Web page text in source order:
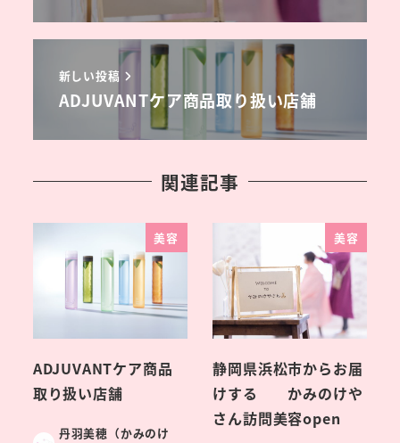
新しい投稿
ADJUVANTケア商品取り扱い店舗
関連記事
美容
ADJUVANTケア商品
取り扱い店舗
丹羽美穂（かみのけ
美容
静岡県浜松市からお届
けする かみのけや
さん訪問美容open